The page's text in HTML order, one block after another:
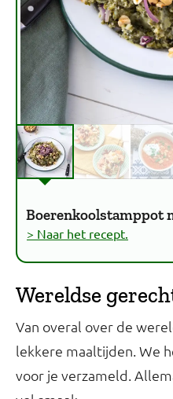
Boerenkoolstamppot
> Naar het recept.
Wereldse
Van overal over de
lekkere maaltijden. We
voor je verzameld.